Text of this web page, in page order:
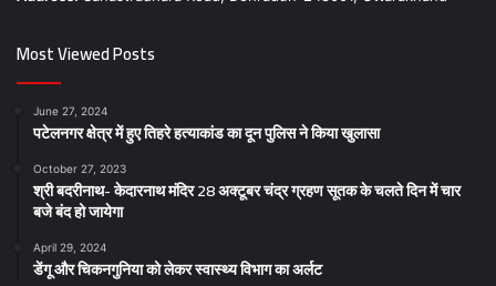
Most Viewed Posts
June 27, 2024
पटेलनगर क्षेत्र में हुए तिहरे हत्याकांड का दून पुलिस ने किया खुलासा
October 27, 2023
श्री बदरीनाथ- केदारनाथ मंदिर 28 अक्टूबर चंद्र ग्रहण सूतक के चलते दिन में चार
बजे बंद हो जायेगा
April 29, 2024
डेंगू और चिकनगुनिया को लेकर स्वास्थ्य विभाग का अर्लट